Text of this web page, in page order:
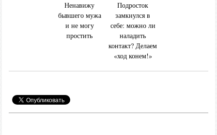
Ненавижу
бывшего мужа
и не могу
простить
Подросток
замкнулся в
себе: можно ли
наладить
контакт? Делаем
«ход конем!»